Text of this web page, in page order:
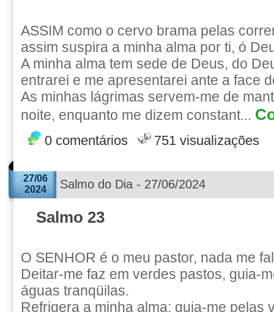
ASSIM como o cervo brama pelas
assim suspira a minha alma por ti, ó
A minha alma tem sede de Deus, do
entrarei e me apresentarei ante a face
As minhas lágrimas servem-me de
noite, enquanto me dizem constant...
0 comentários 751 visualizações
27/06
2024
Salmo do Dia - 27/06/2024
Salmo 23
O SENHOR é o meu pastor, nada me
Deitar-me faz em verdes pastos, guia-
águas tranqüilas.
Refrigera a minha alma; guia-me pelas